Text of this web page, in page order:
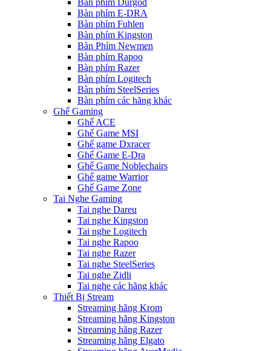
Bàn phím Durgod
Bàn phím E-DRA
Bàn phím Fuhlen
Bàn phím Kingston
Bàn Phím Newmen
Bàn phím Rapoo
Bàn phím Razer
Bàn phím Logitech
Bàn phím SteelSeries
Bàn phím các hãng khác
Ghế Gaming
Ghế ACE
Ghế Game MSI
Ghế game Dxracer
Ghế Game E-Dra
Ghế Game Noblechairs
Ghế game Warrior
Ghế Game Zone
Tai Nghe Gaming
Tai nghe Dareu
Tai nghe Kingston
Tai nghe Logitech
Tai nghe Rapoo
Tai nghe Razer
Tai nghe SteelSeries
Tai nghe Zidli
Tai nghe các hãng khác
Thiết Bị Stream
Streaming hãng Krom
Streaming hãng Kingston
Streaming hãng Razer
Streaming hãng Elgato